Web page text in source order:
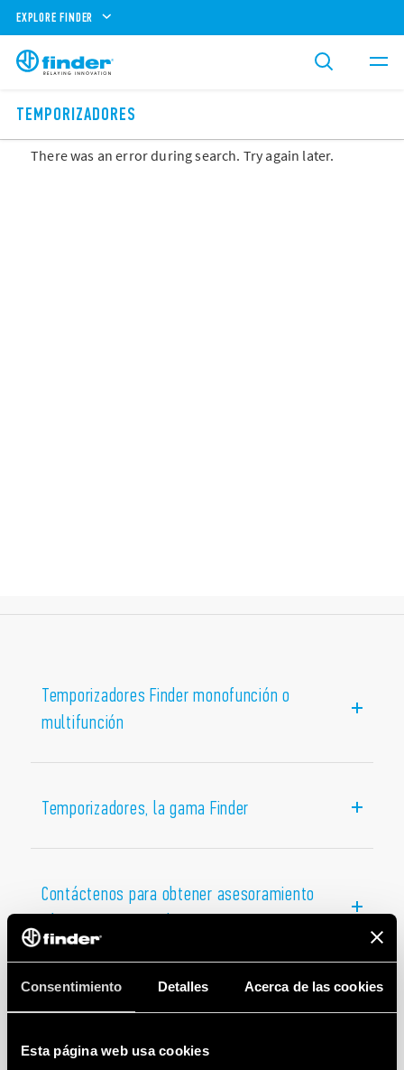
Consentimiento Detalles Acerca de las cookies
Esta página web usa cookies
EXPLORE FINDER
TEMPORIZADORES
There was an error during search. Try again later.
Temporizadores Finder monofunción o
multifunción
posibilidades de aplicación. Los temporizadores
monofunciónomultifunción, conescalas de
tiempo desde 0,1 segundos a 24 horas, con alto
aislamiento de entrada/salida
para montarse en carril DIN de 35 mm. El
temporizador digital Tipo 84.02
también permite su
programación mediante la aplicación Finder
Temporizadores, la gama Finder
Contáctenos para obtener asesoramiento
técnico o comercial